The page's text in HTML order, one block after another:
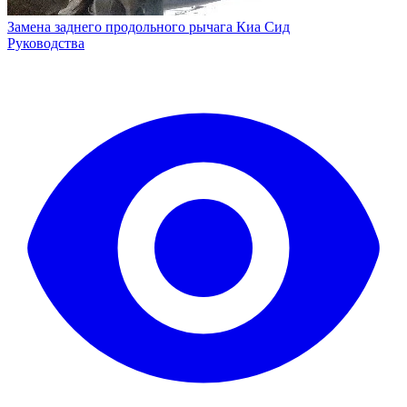
Замена заднего продольного рычага Киа Сид
Руководства